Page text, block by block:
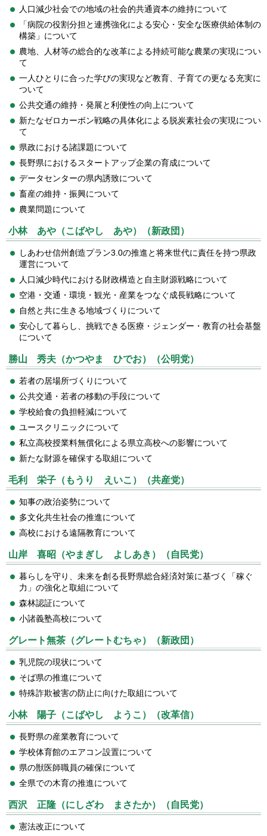
人口減少社会での地域の社会的共通資本の維持について
「病院の役割分担と連携強化による安心・安全な医療供給体制の
構築」について
農地、人材等の総合的な改革による持続可能な農業の実現につい
て
一人ひとりに合った学びの実現など教育、子育ての更なる充実に
ついて
公共交通の維持・発展と利便性の向上について
新たなゼロカーボン戦略の具体化による脱炭素社会の実現につい
て
県政における諸課題について
長野県におけるスタートアップ企業の育成について
データセンターの県内誘致について
畜産の維持・振興について
農業問題について
小林 あや（こばやし あや）（新政団）
しあわせ信州創造プラン3.0の推進と将来世代に責任を持つ県政
運営について
人口減少時代における財政構造と自主財源戦略について
空港・交通・環境・観光・産業をつなぐ成長戦略について
自然と共に生きる地域づくりについて
安心して暮らし、挑戦できる医療・ジェンダー・教育の社会基盤
について
勝山 秀夫（かつやま ひでお）（公明党）
若者の居場所づくりについて
公共交通・若者の移動の手段について
学校給食の負担軽減について
ユースクリニックについて
私立高校授業料無償化による県立高校への影響について
新たな財源を確保する取組について
毛利 栄子（もうり えいこ）（共産党）
知事の政治姿勢について
多文化共生社会の推進について
高校における遠隔教育について
山岸 喜昭（やまぎし よしあき）（自民党）
暮らしを守り、未来を創る長野県総合経済対策に基づく「稼ぐ
力」の強化と取組について
森林認証について
小諸義塾高校について
グレート無茶（グレートむちゃ）（新政団）
乳児院の現状について
そば県の推進について
特殊詐欺被害の防止に向けた取組について
小林 陽子（こばやし ようこ）（改革信）
長野県の産業教育について
学校体育館のエアコン設置について
県の獣医師職員の確保について
全県での木育の推進について
西沢 正隆（にしざわ まさたか）（自民党）
憲法改正について